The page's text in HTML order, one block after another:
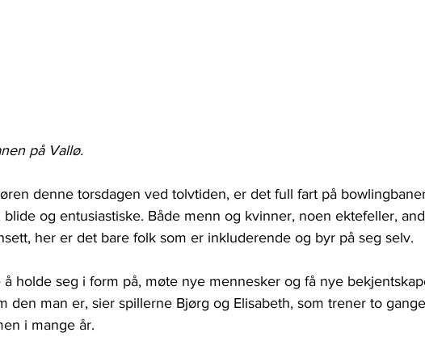
på Vallø.
denne torsdagen ved tolvtiden, er det full fart på
og entusiastiske. Både menn og kvinner, noen ektefeller,
her er det bare folk som er inkluderende og byr på seg selv.
holde seg i form på, møte nye mennesker og få nye
den man er, sier spillerne Bjørg og Elisabeth, som trener to
i mange år.